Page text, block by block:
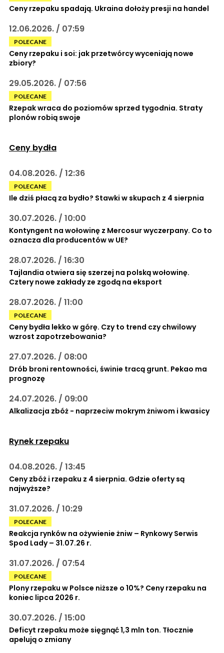
Ceny rzepaku spadają. Ukraina dołoży presji na handel
POLECANE
Ceny rzepaku i soi: jak przetwórcy wyceniają nowe
zbiory?
12.06.2026. / 07:59
POLECANE
Rzepak wraca do poziomów sprzed tygodnia. Straty
plonów robią swoje
29.05.2026. / 07:56
Ceny bydła
POLECANE
Ile dziś płacą za bydło? Stawki w skupach z 4 sierpnia
04.08.2026. / 12:36
Kontyngent na wołowinę z Mercosur wyczerpany. Co to
oznacza dla producentów w UE?
30.07.2026. / 10:00
Tajlandia otwiera się szerzej na polską wołowinę.
Cztery nowe zakłady ze zgodą na eksport
28.07.2026. / 16:30
POLECANE
Ceny bydła lekko w górę. Czy to trend czy chwilowy
wzrost zapotrzebowania?
28.07.2026. / 11:00
Drób broni rentowności, świnie tracą grunt. Pekao ma
prognozę
27.07.2026. / 08:00
Alkalizacja zbóż - naprzeciw mokrym żniwom i kwasicy
24.07.2026. / 09:00
Rynek rzepaku
Ceny zbóż i rzepaku z 4 sierpnia. Gdzie oferty są
najwyższe?
04.08.2026. / 13:45
POLECANE
Reakcja rynków na ożywienie żniw – Rynkowy Serwis
Spod Lady – 31.07.26 r.
31.07.2026. / 10:29
POLECANE
Plony rzepaku w Polsce niższe o 10%? Ceny rzepaku na
koniec lipca 2026 r.
31.07.2026. / 07:54
Deficyt rzepaku może sięgnąć 1,3 mln ton. Tłocznie
apelują o zmiany
30.07.2026. / 15:00